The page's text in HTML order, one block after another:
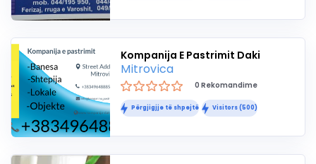
Kompanija E Pastrimit Daki
Mitrovica
0 Rekomandime
Përgjigjje të shpejtë Visitors (500)